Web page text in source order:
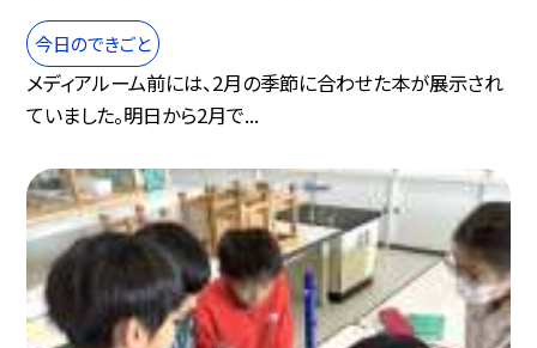
今日のできごと
メディアルーム前には、2月の季節に合わせた本が展示され
ていました。明日から2月で...